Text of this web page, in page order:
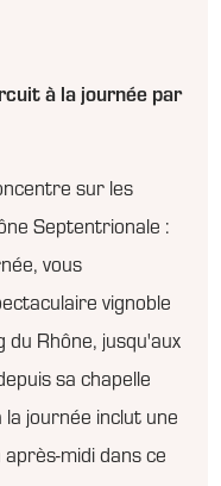
à la journée par
sur les
Septentrionale :
vous
vignoble
du Rhône, jusqu'aux
sa chapelle
journée inclut une
midi dans ce